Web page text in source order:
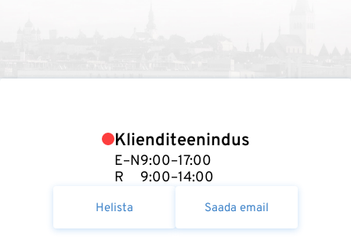
Klienditeenindus
E–N
R
9:00–17:00
9:00–14:00
Helista Saada email